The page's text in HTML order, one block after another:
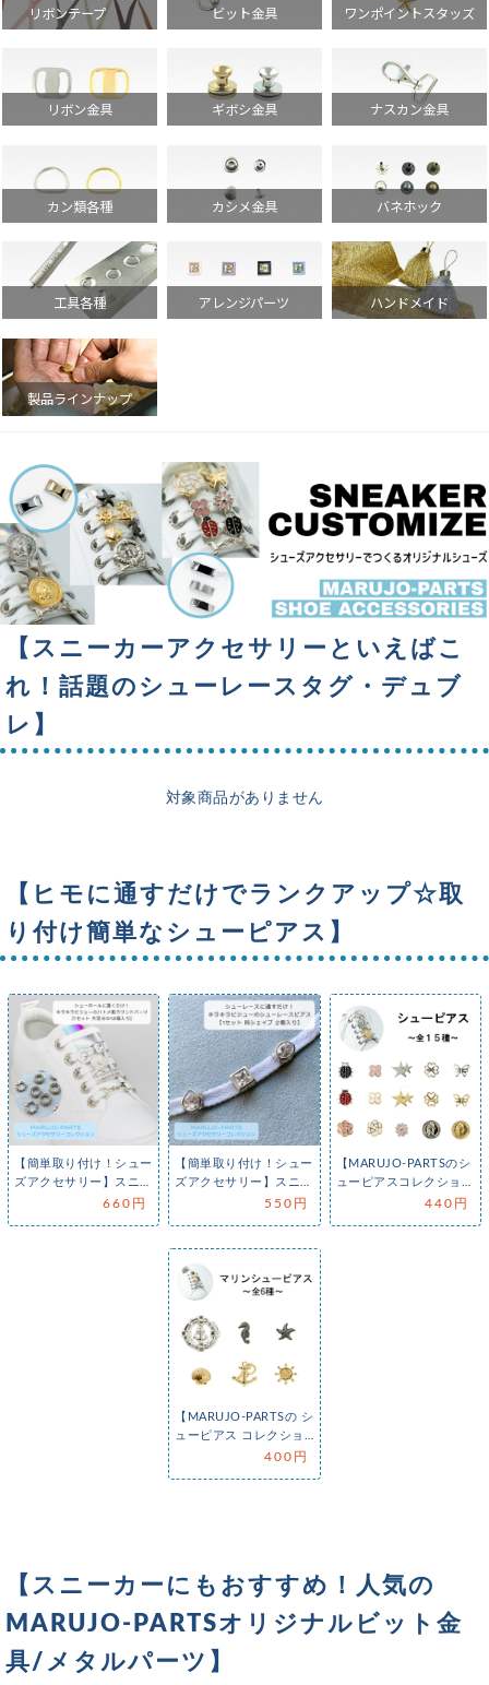
【スニーカーアクセサリーといえばこ
れ！話題のシューレースタグ・デュブ
レ】
対象商品がありません
【ヒモに通すだけでランクアップ☆取
り付け簡単なシューピアス】
【簡単取り付け！シュー
ズアクセサリー】スニー
カー ラウンド シューピ
660円
【簡単取り付け！シュー
ズアクセサリー】スニー
カー シューピアス 2個
550円
【MARUJO-PARTSのシ
ューピアスコレクション
No.1】デザインいろ…
440円
【MARUJO-PARTSの シ
ューピアス コレクショ
ン No.2】マリンモ…
400円
【スニーカーにもおすすめ！人気の
MARUJO-PARTSオリジナルビット金
具/メタルパーツ】